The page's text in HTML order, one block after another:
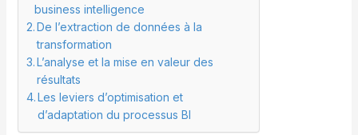
business intelligence
De l’extraction de données à la
transformation
L’analyse et la mise en valeur des
résultats
Les leviers d’optimisation et
d’adaptation du processus BI